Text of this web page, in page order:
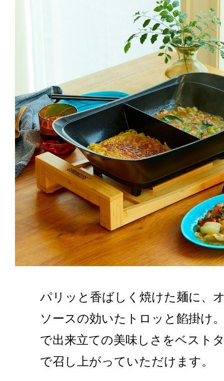
パリッと香ばしく焼けた麺に、
ソースの効いたトロッと餡掛け
で出来立ての美味しさをベスト
で召し上がっていただけます。